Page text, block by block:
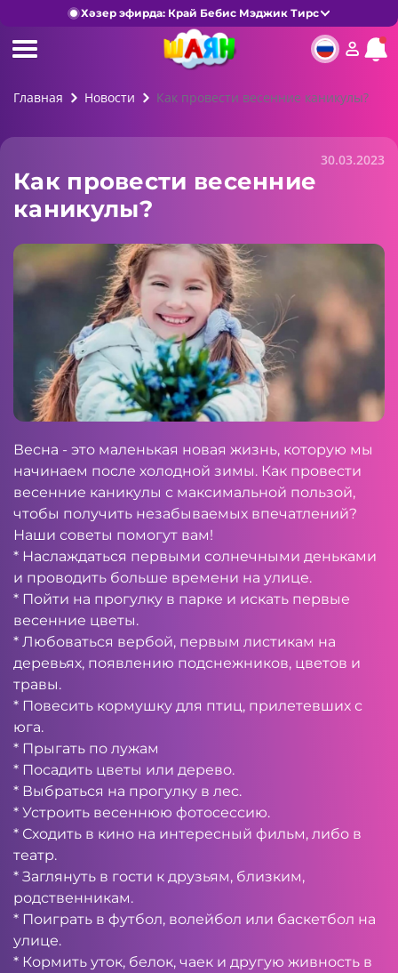
Хәзер эфирда: Край Бебис Мэджик Тирс
Главная Новости Как провести весенние каникулы?
30.03.2023
Как провести весенние
каникулы?
Весна - это маленькая новая жизнь, которую мы
начинаем после холодной зимы. Как провести
весенние каникулы с максимальной пользой,
чтобы получить незабываемых впечатлений?
Наши советы помогут вам!
* Наслаждаться первыми солнечными деньками
и проводить больше времени на улице.
* Пойти на прогулку в парке и искать первые
весенние цветы.
* Любоваться вербой, первым листикам на
деревьях, появлению подснежников, цветов и
травы.
* Повесить кормушку для птиц, прилетевших с
юга.
* Прыгать по лужам
* Посадить цветы или дерево.
* Выбраться на прогулку в лес.
* Устроить весеннюю фотосессию.
* Сходить в кино на интересный фильм, либо в
театр.
* Заглянуть в гости к друзьям, близким,
родственникам.
* Поиграть в футбол, волейбол или баскетбол на
улице.
* Кормить уток, белок, чаек и другую живность в